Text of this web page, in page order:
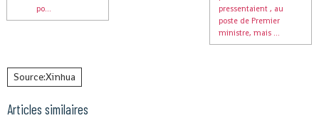
po...
pressentaient , au
poste de Premier
ministre, mais ...
Source:Xinhua
Articles similaires